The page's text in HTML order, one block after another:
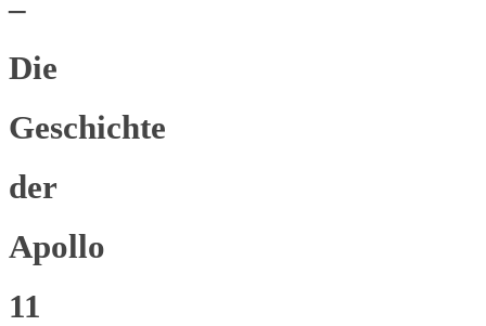
–
Die
Geschichte
der
Apollo
11